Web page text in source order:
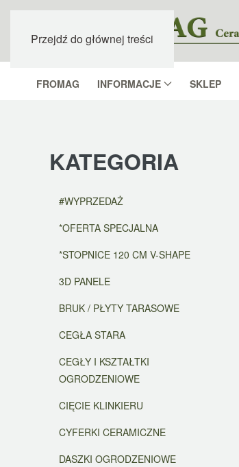
Przejdź do głównej treści
FROMAG INFORMACJE SKLEP
KATEGORIA
#WYPRZEDAŻ
*OFERTA SPECJALNA
*STOPNICE 120 CM V-SHAPE
3D PANELE
BRUK / PŁYTY TARASOWE
CEGŁA STARA
CEGŁY I KSZTAŁTKI
OGRODZENIOWE
CIĘCIE KLINKIERU
CYFERKI CERAMICZNE
DASZKI OGRODZENIOWE